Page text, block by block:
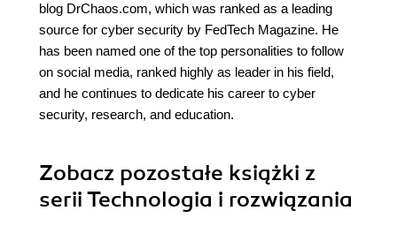
blog DrChaos.com, which was ranked as a leading
source for cyber security by FedTech Magazine. He
has been named one of the top personalities to follow
on social media, ranked highly as leader in his field,
and he continues to dedicate his career to cyber
security, research, and education.
Zobacz pozostałe książki z
serii Technologia i rozwiązania